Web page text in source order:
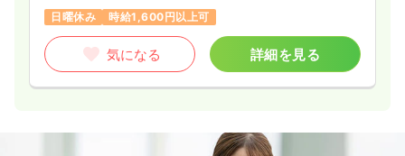
日曜休み
時給1,600円以上可
気になる 詳細を見る